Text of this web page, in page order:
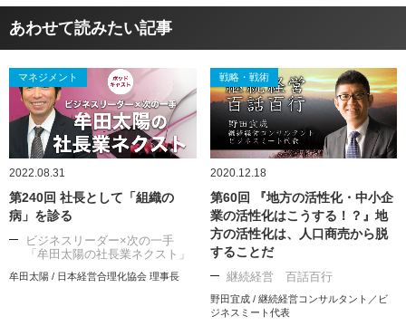
あわせて読みたい記事
マネジメント
2022.08.31
第240回 社長として「組織の
病」を診る
ビジネスリーダー×次の一手
「牟田太陽の社長業ネクスト」
牟田太陽 / 日本経営合理化協会 理事長
戦略・戦術
2020.12.18
第60回 『地方の活性化・中小企
業の活性化はこうする！？』地
方の活性化は、人口商売から脱
することだ
継続経営 百話百行
野田宜成 / 継続経営コンサルタント／ビ
ジネスミート代表